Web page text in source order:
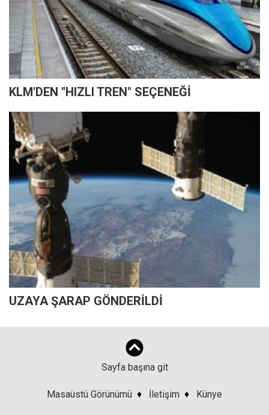
KLM'DEN "HIZLI TREN" SEÇENEĞİ
UZAYA ŞARAP GÖNDERİLDİ
Sayfa başına git
Masaüstü Görünümü ♦ İletişim ♦ Künye